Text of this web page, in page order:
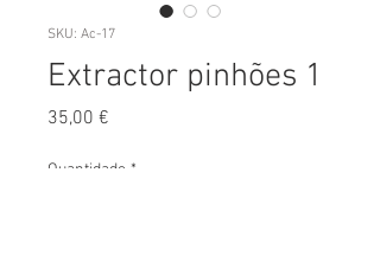
SKU: Ac-17
Extractor pinhões 1
35,00 €
Quantidade *